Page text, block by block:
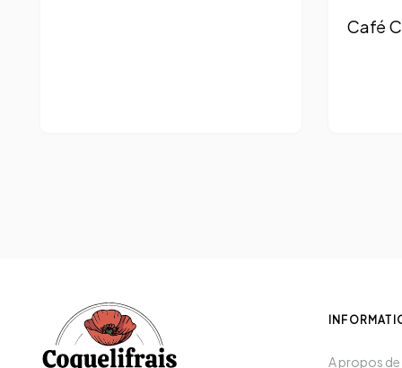
Café
A propos